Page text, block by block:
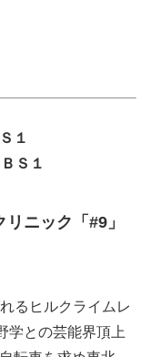
１
Ｓ１
ニック「#9」
るヒルクライムレ
学との芸能界頂上